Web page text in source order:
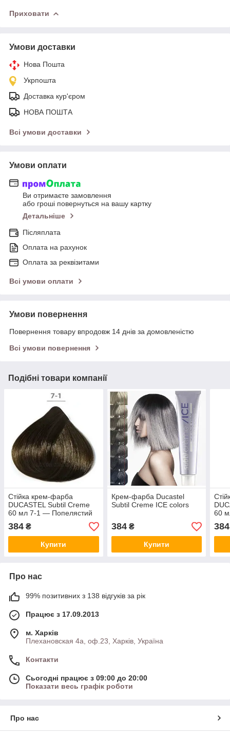
Приховати
Умови доставки
Нова Пошта
Укрпошта
Доставка кур'єром
НОВА ПОШТА
Всі умови доставки
Умови оплати
Ви отримаєте замовлення
або гроші повернуться на вашу картку
Детальніше
Післяплата
Оплата на рахунок
Оплата за реквізитами
Всі умови оплати
Умови повернення
Повернення товару впродовж 14 днів за домовленістю
Всі умови повернення
Подібні товари компанії
Стійка крем-фарба
DUCASTEL Subtil Creme
60 мл 7-1 — Попелястий
384 ₴
Купити
Крем-фарба Ducastel
Subtil Creme ICE colors
384₴
Купити
60
384
Про нас
99% позитивних з 138 відгуків за рік
Працює з 17.09.2013
м. Харків
Плехановская 4а, оф.23, Харків, Україна
Контакти
Сьогодні працює з 09:00 до 20:00
Показати весь графік роботи
Про нас